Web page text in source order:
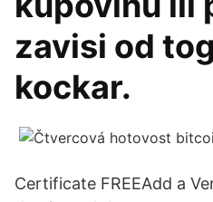
zavisi od
kockar.
Certificate FREEAdd a